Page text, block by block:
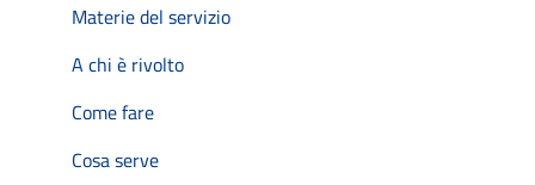
Materie del servizio
A chi è rivolto
Come fare
Cosa serve